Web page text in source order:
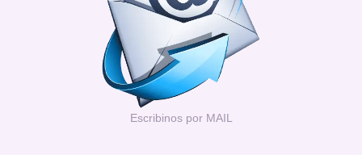
Escribinos por MAIL